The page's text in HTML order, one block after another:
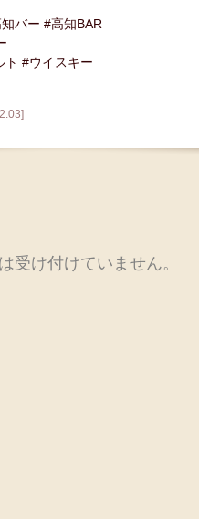
バー #高知BAR
ト #ウイスキー
受け付けていません。